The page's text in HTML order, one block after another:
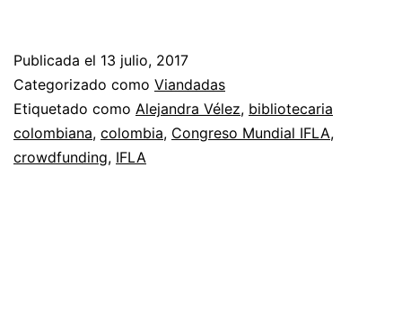
colombiana
Publicada el 13 julio, 2017
Categorizado como Viandadas
Etiquetado como Alejandra Vélez, bibliotecaria
colombiana, colombia, Congreso Mundial IFLA,
crowdfunding, IFLA